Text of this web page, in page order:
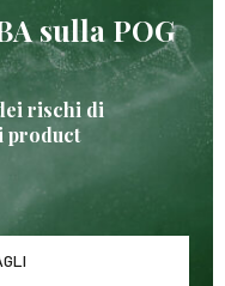
sulla POG
rischi di
product